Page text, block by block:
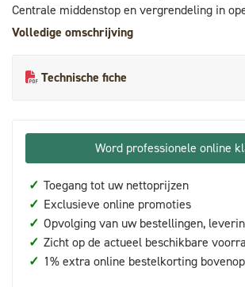
Centrale middenstop en vergrendeling in
toestand Behandeling: stralen + 1 laags epoxy zink 80 μ +
80 µ
Volledige omschrijving
Technische fiche
Word professionele online
✓ Toegang tot uw nettoprijzen
✓ Exclusieve online promoties
✓ Opvolging van uw bestellingen,
✓ Zicht op de actueel beschikbare
✓ 1% extra online bestelkorting